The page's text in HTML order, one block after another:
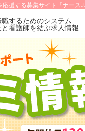
援する募集サイト「ナース
するためのシステム
看護師を結ぶ求人情報